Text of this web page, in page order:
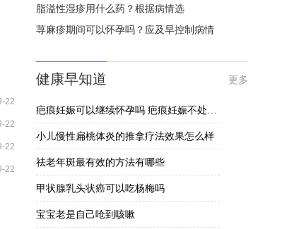
22
22
22
22
脂溢性湿疹用什么药？根据病情选
荨麻疹期间可以怀孕吗？应及早控制病情
健康早知道 更多
疤痕妊娠可以继续怀孕吗 疤痕妊娠不处理的危害揭晓
小儿慢性扁桃体炎的推拿疗法效果怎么样
祛老年斑最有效的方法有哪些
甲状腺乳头状癌可以吃杨梅吗
宝宝老是自己呛到咳嗽